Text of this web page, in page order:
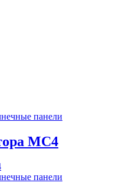
панели
MC4
панели